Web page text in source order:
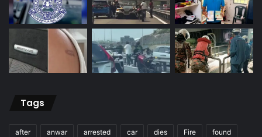
Tags
after anwar arrested car dies Fire found